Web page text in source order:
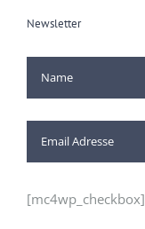
Newsletter
[mc4wp_checkbox]